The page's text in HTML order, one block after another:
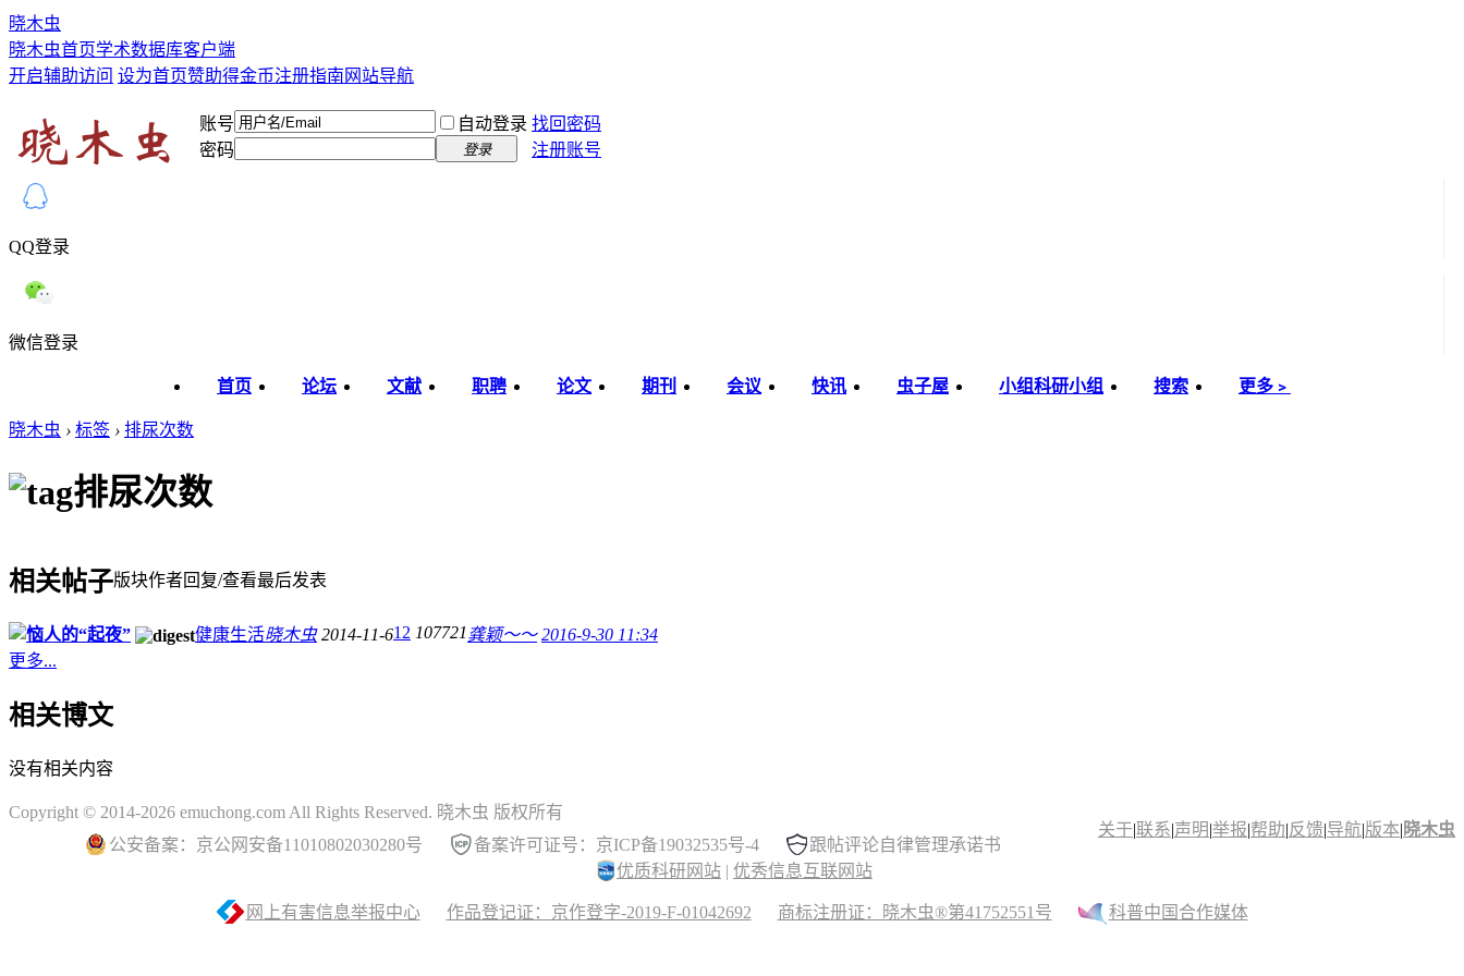
晓木虫
晓木虫首页学术数据库客户端
开启辅助访问 设为首页赞助得金币注册指南 网站导航
账号 自动登录 找回密码
密码
登录 注册账号
QQ登录
微信登录
首页 论坛 文献 职聘 论文 期刊 会议 快讯 虫子屋 小组科研小组 搜索 更多﹥
晓木虫 › 标签 › 排尿次数
排尿次数
相关帖子版块作者回复/查看最后发表
恼人的“起夜” 健康生活晓木虫 2014-11-612 107721龚颖～～ 2016-9-30 11:34
更多...
相关博文
没有相关内容
关于|联系|声明|举报|帮助|反馈|导航|版本| 晓木虫
Copyright © 2014-2026 emuchong.com All Rights Reserved. 晓木虫 版权所有
公安备案：京公网安备11010802030280号
备案许可证号：京ICP备19032535号-4
跟帖评论自律管理承诺书
优质科研网站 | 优秀信息互联网站
网上有害信息举报中心 作品登记证：京作登字-2019-F-01042692 商标注册证：晓木虫®第41752551号 科普中国合作媒体